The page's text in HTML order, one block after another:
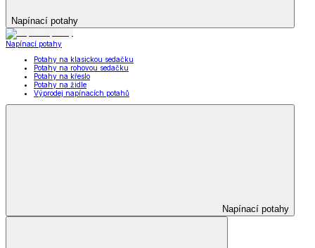
Napínací potahy
Napínací potahy
Potahy na klasickou sedačku
Potahy na rohovou sedačku
Potahy na křeslo
Potahy na židle
Výprodej napínacích potahů
Napínací potahy